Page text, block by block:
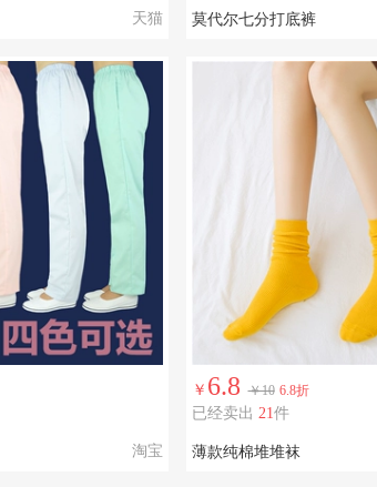
天猫 莫代尔七分打底裤
淘宝
￥ 6.8 ￥10 6.8折
已经卖出 21件
薄款纯棉堆堆袜